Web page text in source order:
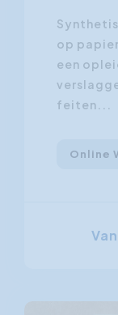
op
een
feiten...
Online